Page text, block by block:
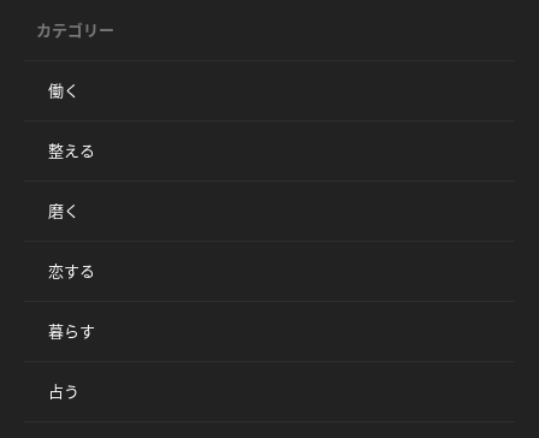
カテゴリー
働く
整える
磨く
恋する
暮らす
占う